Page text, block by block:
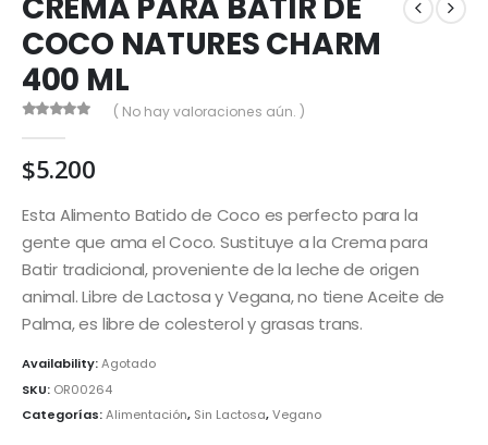
COCO NATURES CHARM
400 ML
( No hay valoraciones aún. )
$5.200
Esta Alimento Batido de Coco es perfecto para la
gente que ama el Coco. Sustituye a la Crema para
Batir tradicional, proveniente de la leche de origen
animal. Libre de Lactosa y Vegana, no tiene Aceite de
Palma, es libre de colesterol y grasas trans.
Availability:Agotado
SKU: OR00264
Categorías:Alimentación, Sin Lactosa,Vegano